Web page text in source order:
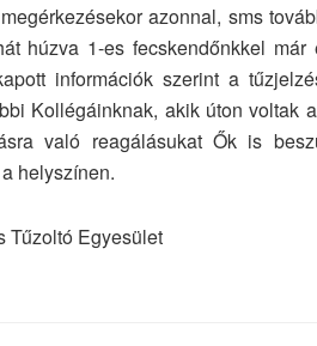
azonnal, sms
húzva 1-es fecskendőnkkel
információk szerint a
Kollégáinknak, akik úton voltak
való reagálásukat Ők is
helyszínen.
Tűzoltó Egyesület